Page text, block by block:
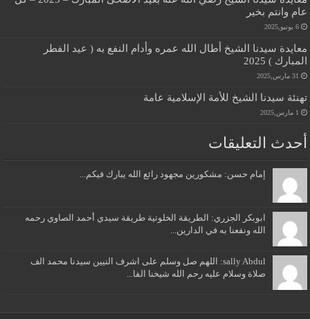
عام وانتم بخير
6 يونيو,2025
معايدة سيدنا الشيخ أطال الله عمره وأدام النفع به ( عيد الفطر
المبارك ) 2025
31 مارس,2025
تهنئة سيدنا الشيخ للأمة الإسلامية عامة
1 مارس,2025
أحدث التعليقات
إمام حسن: مشكورين مجهود رائع الله يبارك فيكم...
ابوبكر الجزري: الطريقة الخلوتية طريقة سيدي أحمد الصاوي رحمه
الله ونفعنا به في الدارين...
sally Abdul: اللهم صل وسلم على اشرف النيين سيدنا محمد الف
صلاة وسلام عليه رحم الله شيخنا الفا...